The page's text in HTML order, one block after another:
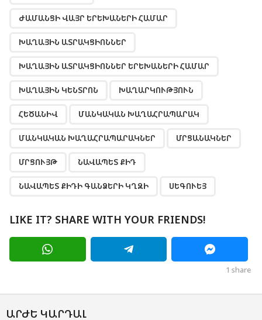
ԺԱՄԱՆՑԻ ՎԱՅՐ ԵՐԵԽԱՆԵՐԻ ՀԱՄԱՐ
ԽԱՂԱՅԻՆ ԱՏՐԱԿՑԻՈՆՆԵՐ
ԽԱՂԱՅԻՆ ԱՏՐԱԿՑԻՈՆՆԵՐ ԵՐԵԽԱՆԵՐԻ ՀԱՄԱՐ
ԽԱՂԱՅԻՆ ԿԵՆՏՐՈՆ ԽԱՂԱՐԿՈՒԹՅՈՒՆ
ՀԵԾԱՆԻՎ ՄԱՆԿԱԿԱՆ ԽԱՂԱՀՐԱՊԱՐԱԿ
ՄԱՆԿԱԿԱՆ ԽԱՂԱՀՐԱՊԱՐԱԿՆԵՐ ՄՐՑԱՆԱԿՆԵՐ
ՄՐՑՈՒՅԹ ՆԱՎԱՊԵՏ ՔԻԴ
ՆԱՎԱՊԵՏ ՔԻԴԻ ԳԱՆՁԵՐԻ ԿՂԶԻ ՍԵԳՈՒԵՅ
LIKE IT? SHARE WITH YOUR FRIENDS!
1 share
ԱՐԺԵ ԿԱՐԴԱԼ